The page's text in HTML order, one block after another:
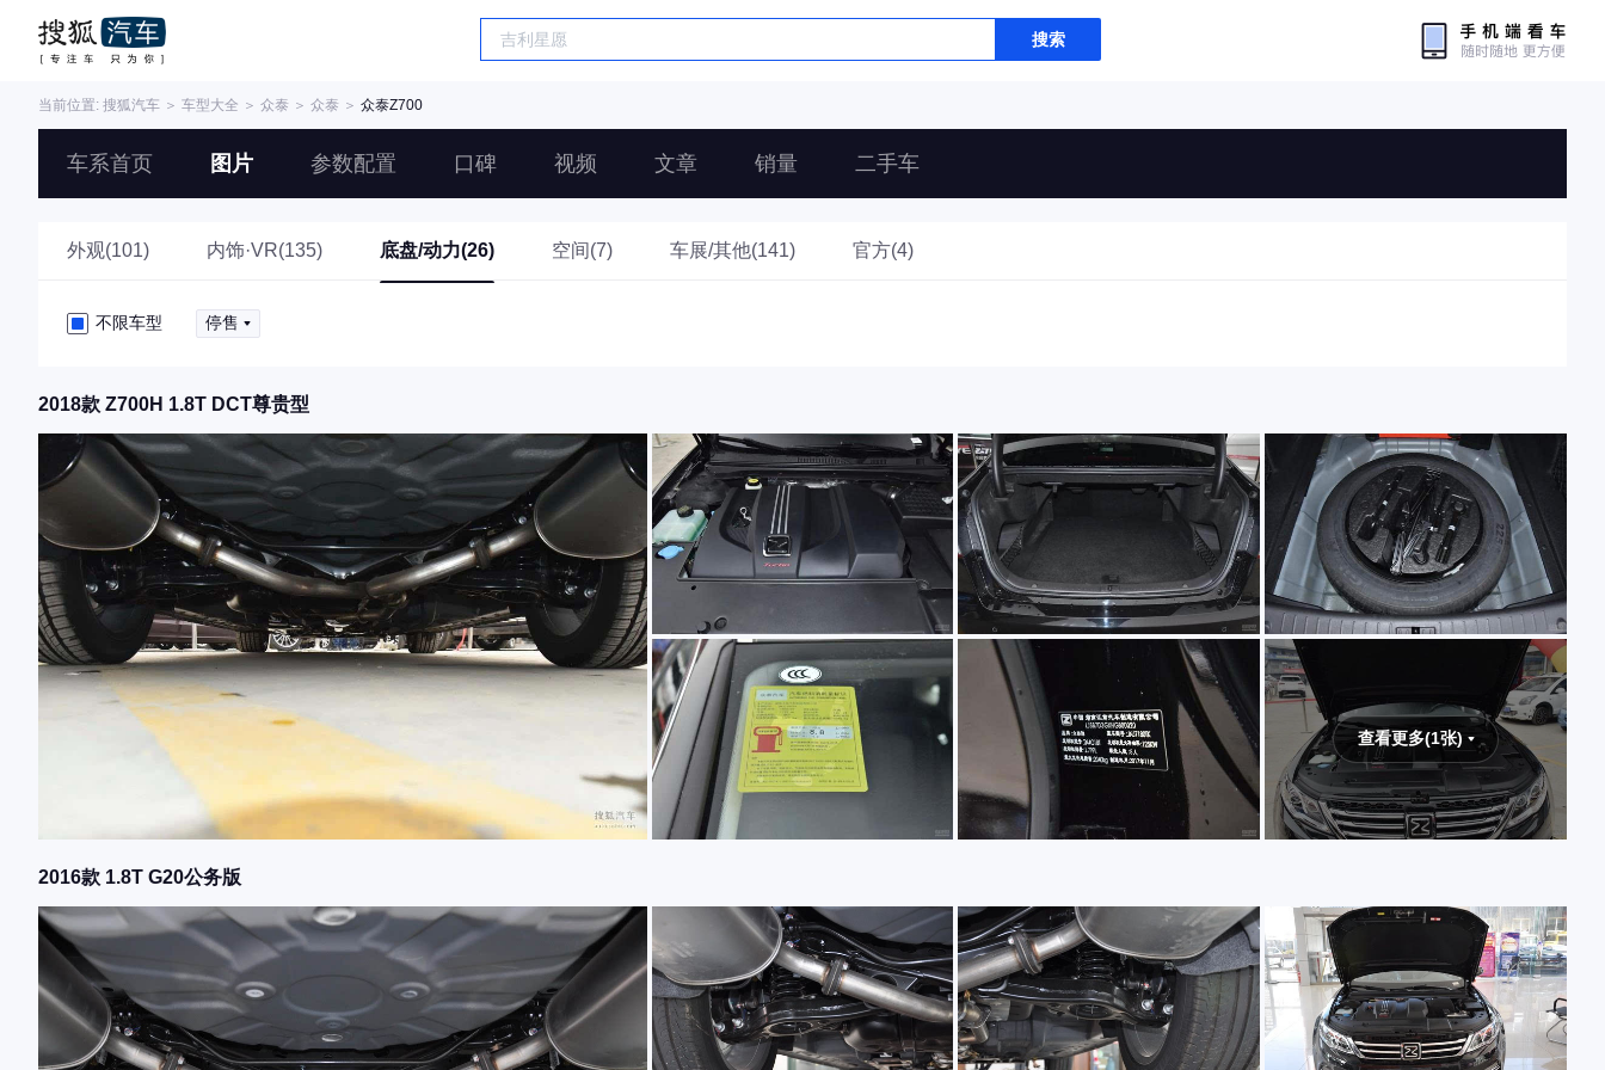
搜索
当前位置: 搜狐汽车 ＞ 车型大全 ＞ 众泰 ＞ 众泰 ＞ 众泰Z700
车系首页 图片 参数配置 口碑 视频 文章 销量 二手车
外观(101) 内饰·VR(135) 底盘/动力(26) 空间(7) 车展/其他(141) 官方(4)
不限车型 停售
2018款 Z700H 1.8T DCT尊贵型
查看更多(1张)
2016款 1.8T G20公务版